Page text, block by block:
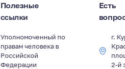
Полезные
ссылки
Уполномоченный по
правам человека в
Российской
Федерации
Есть
г.
2-й